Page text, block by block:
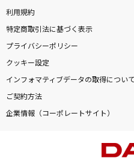
利用規約
特定商取引法に基づく表示
プライバシーポリシー
クッキー設定
インフォマティブデータの取得について
ご契約方法
企業情報（コーポレートサイト）